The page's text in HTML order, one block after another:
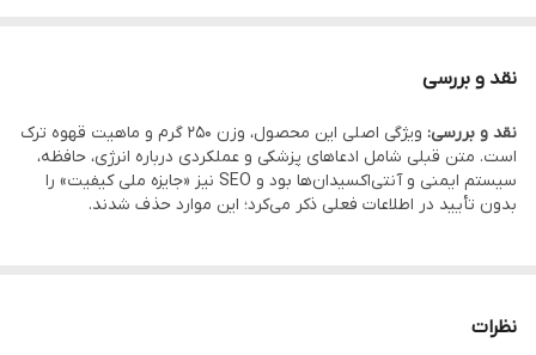
نقد و بررسی
نقد و بررسی:
ویژگی اصلی این محصول، وزن 250 گرم و ماهیت قهوه ترک
است. متن قبلی شامل ادعاهای پزشکی و عملکردی درباره انرژی، حافظه،
سیستم ایمنی و آنتی‌اکسیدان‌ها بود و SEO نیز «جایزه ملی کیفیت» را
بدون تأیید در اطلاعات فعلی ذکر می‌کرد؛ این موارد حذف شدند.
نظرات